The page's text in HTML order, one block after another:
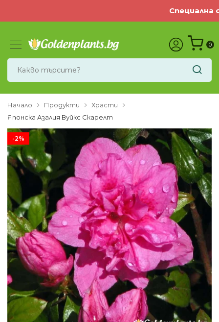
Специална
0
Начало Продукти
Храсти
Японска Азалия Вуйкс Скарелт
-2%